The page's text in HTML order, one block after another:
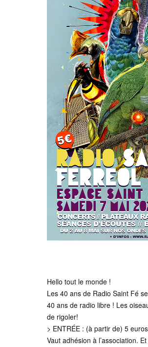
Hello tout le monde !
Les 40 ans de Radio Saint Fé
40 ans de radio libre ! Les
de rigoler!
> ENTRÉE : (à partir de) 5
Vaut adhésion à l’association.